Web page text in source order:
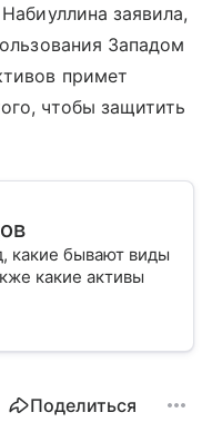
заявила,
Западом
примет
чтобы защитить
какие бывают виды
какие активы
Поделиться